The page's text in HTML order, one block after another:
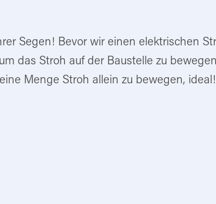
Segen! Bevor wir einen elektrischen
das Stroh auf der Baustelle zu
Menge Stroh allein zu bewegen,